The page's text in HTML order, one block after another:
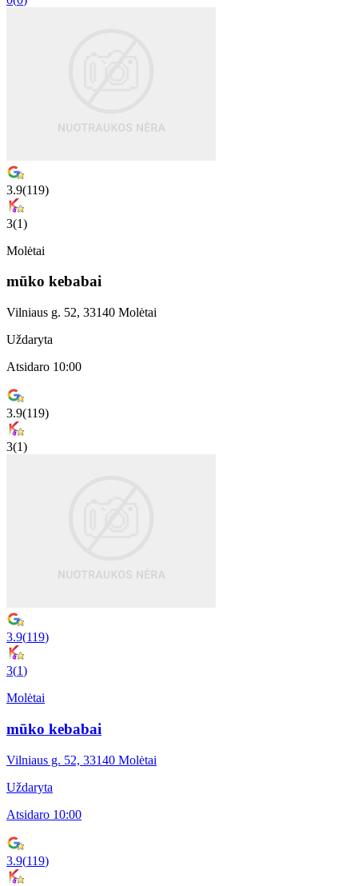
3.9(119)
3(1)
Molėtai
mūko kebabai
Vilniaus g. 52, 33140 Molėtai
Uždaryta
Atsidaro 10:00
3.9(119)
3(1)
3.9(119)
3(1)
Molėtai
mūko kebabai
Vilniaus g. 52, 33140 Molėtai
Uždaryta
Atsidaro 10:00
3.9(119)